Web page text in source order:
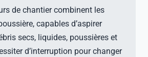
de chantier combinent les
capables d’aspirer
secs, liquides, poussières et
d’interruption pour changer